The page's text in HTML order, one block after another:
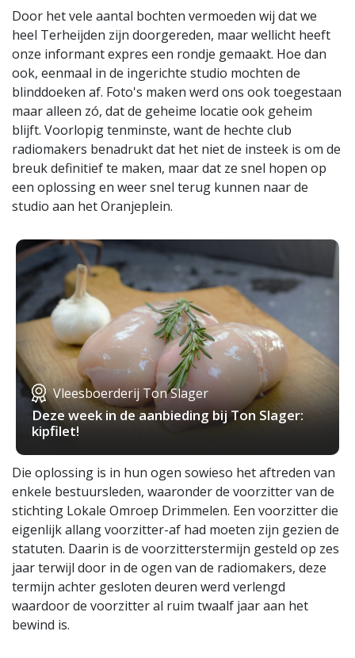
Door het vele aantal bochten vermoeden wij dat we
heel Terheijden zijn doorgereden, maar wellicht heeft
onze informant expres een rondje gemaakt. Hoe dan
ook, eenmaal in de ingerichte studio mochten de
blinddoeken af. Foto's maken werd ons ook toegestaan
maar alleen zó, dat de geheime locatie ook geheim
blijft. Voorlopig tenminste, want de hechte club
radiomakers benadrukt dat het niet de insteek is om de
breuk definitief te maken, maar dat ze snel hopen op
een oplossing en weer snel terug kunnen naar de
studio aan het Oranjeplein.
Vleesboerderij Ton Slager
Deze week in de aanbieding bij Ton Slager:
kipfilet!
Die oplossing is in hun ogen sowieso het aftreden van
enkele bestuursleden, waaronder de voorzitter van de
stichting Lokale Omroep Drimmelen. Een voorzitter die
eigenlijk allang voorzitter-af had moeten zijn gezien de
statuten. Daarin is de voorzitterstermijn gesteld op zes
jaar terwijl door in de ogen van de radiomakers, deze
termijn achter gesloten deuren werd verlengd
waardoor de voorzitter al ruim twaalf jaar aan het
bewind is.